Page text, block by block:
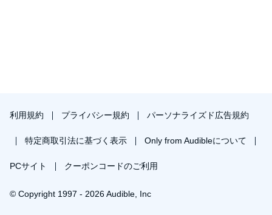
利用規約 プライバシー規約 パーソナライズド広告規約
特定商取引法に基づく表示 Only from Audibleについて
PCサイト クーポンコードのご利用
© Copyright 1997 - 2026 Audible, Inc